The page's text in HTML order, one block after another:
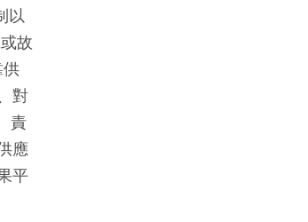
以
故
對
責
應
平